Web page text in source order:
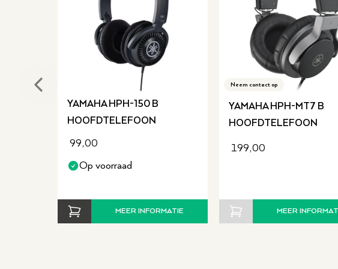
Wil je het instrument zelf proberen?
Maak een afspraak
YAMAHA HPH-150 B
HOOFDTELEFOON
99,00
Op voorraad
MEER INFORMATIE
Neem contact op
YAMAHA HPH-MT7 B
HOOFDTELEFOON
199,00
MEER
Previous slide